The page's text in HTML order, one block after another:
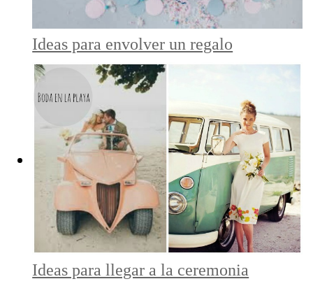
Ideas para envolver un regalo
Ideas para llegar a la ceremonia